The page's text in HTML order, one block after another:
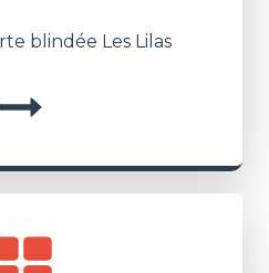
blindée Les Lilas